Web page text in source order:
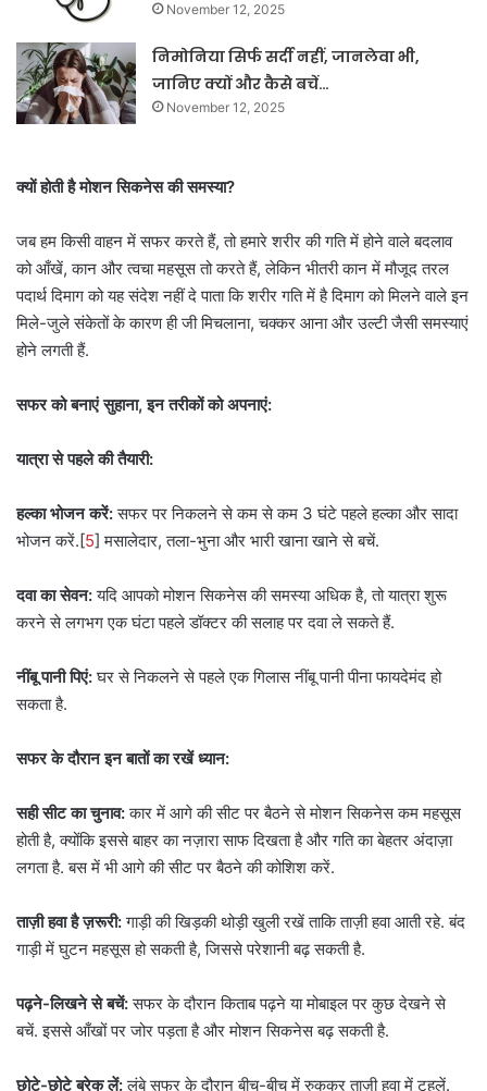
November 12, 2025
निमोनिया सिर्फ सर्दी नहीं, जानलेवा भी,
जानिए क्यों और कैसे बचें…
November 12, 2025
क्यों होती है मोशन सिकनेस की समस्या?
जब हम किसी वाहन में सफर करते हैं, तो हमारे शरीर की गति में होने वाले बदलाव
को आँखें, कान और त्वचा महसूस तो करते हैं, लेकिन भीतरी कान में मौजूद तरल
पदार्थ दिमाग को यह संदेश नहीं दे पाता कि शरीर गति में हैदिमाग को मिलने वाले इन
मिले-जुले संकेतों के कारण ही जी मिचलाना, चक्कर आना और उल्टी जैसी समस्याएं
होने लगती हैं.
सफर को बनाएं सुहाना, इन तरीकों को अपनाएं:
यात्रा से पहले की तैयारी:
हल्का भोजन करें:सफर पर निकलने से कम से कम 3 घंटे पहले हल्का और सादा
भोजन करें.[5] मसालेदार, तला-भुना और भारी खाना खाने से बचें.
दवा का सेवन:यदि आपको मोशन सिकनेस की समस्या अधिक है, तो यात्रा शुरू
करने से लगभग एक घंटा पहले डॉक्टर की सलाह पर दवा ले सकते हैं.
नींबू पानी पिएं:घर से निकलने से पहले एक गिलास नींबू पानी पीना फायदेमंद हो
सकता है.
सफर के दौरान इन बातों का रखें ध्यान:
सही सीट का चुनाव:कार में आगे की सीट पर बैठने से मोशन सिकनेस कम महसूस
होती है, क्योंकि इससे बाहर का नज़ारा साफ दिखता है और गति का बेहतर अंदाज़ा
लगता है. बस में भी आगे की सीट पर बैठने की कोशिश करें.
ताज़ी हवा है ज़रूरी:गाड़ी की खिड़की थोड़ी खुली रखें ताकि ताज़ी हवा आती रहे. बंद
गाड़ी में घुटन महसूस हो सकती है, जिससे परेशानी बढ़ सकती है.
पढ़ने-लिखने से बचें:सफर के दौरान किताब पढ़ने या मोबाइल पर कुछ देखने से
बचें. इससे आँखों पर जोर पड़ता है और मोशन सिकनेस बढ़ सकती है.
छोटे-छोटे ब्रेक लें:लंबे सफर के दौरान बीच-बीच में रुककर ताज़ी हवा में टहलें.